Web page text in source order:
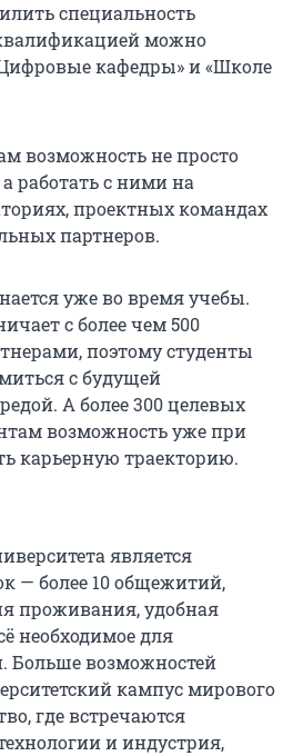
специальность
можно
кафедры» и «Школе
возможность не просто
работать с ними на
проектных командах
партнеров.
уже во время учебы.
с более чем 500
поэтому студенты
с будущей
А более 300 целевых
возможность уже при
карьерную траекторию.
является
— более 10 общежитий,
проживания, удобная
необходимое для
Больше возможностей
кампус мирового
где встречаются
и индустрия,